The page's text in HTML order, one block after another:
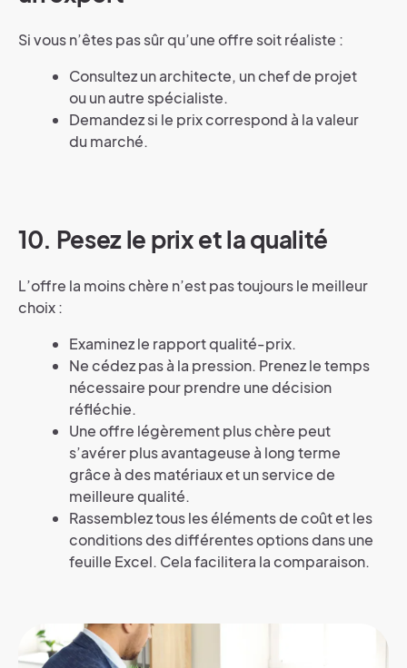
Si vous n’êtes pas sûr qu’une offre soit réaliste :
Consultez un architecte, un chef de projet
ou un autre spécialiste.
Demandez si le prix correspond à la valeur
du marché.
10. Pesez le prix et la qualité
L’offre la moins chère n’est pas toujours le meilleur
choix :
Examinez le rapport qualité-prix.
Ne cédez pas à la pression. Prenez le temps
nécessaire pour prendre une décision
réfléchie.
Une offre légèrement plus chère peut
s’avérer plus avantageuse à long terme
grâce à des matériaux et un service de
meilleure qualité.
Rassemblez tous les éléments de coût et les
conditions des différentes options dans une
feuille Excel. Cela facilitera la comparaison.